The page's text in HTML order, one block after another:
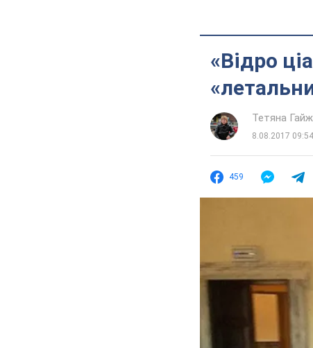
«Відро
Тетяна
8.08.2017 09:54
459